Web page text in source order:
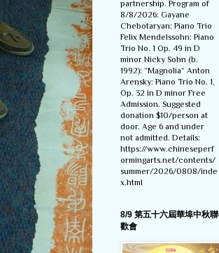
partnership. Program of
8/8/2026: Gayane
Chebotaryan: Piano Trio
Felix Mendelssohn: Piano
Trio No. 1 Op. 49 in D
minor Nicky Sohn (b.
1992): “Magnolia” Anton
Arensky: Piano Trio No. 1,
Op. 32 in D minor Free
Admission. Suggested
donation $10/person at
door. Age 6 and under
not admitted. Details:
https://www.chineseperf
ormingarts.net/contents/
summer/2026/0808/inde
x.html
8/9 第五十六屆華埠中秋聯
歡會